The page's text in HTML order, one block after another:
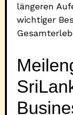
längeren
wichtiger